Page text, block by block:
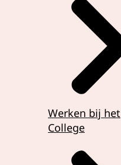
Werken bij het
College